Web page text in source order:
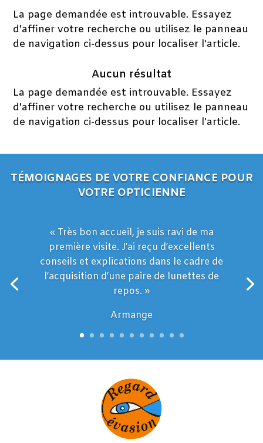
La page demandée est introuvable. Essayez
d'affiner votre recherche ou utilisez le panneau
de navigation ci-dessus pour localiser l'article.
Aucun résultat
La page demandée est introuvable. Essayez
d'affiner votre recherche ou utilisez le panneau
de navigation ci-dessus pour localiser l'article.
TÉMOIGNAGES DE VOTRE CONFIANCE POUR
VOTRE OPTICIENNE
« Très bon accueil, je suis ravi de ma
première visite. J’ai reçu d’excellents
conseils et explications dans le cadre de
l’acquisition d’une paire de lunettes de
repos. »
Armange